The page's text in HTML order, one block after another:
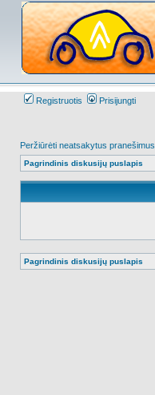
Registruotis Prisijungti
Peržiūrėti neatsakytus pranešimus
Pagrindinis diskusijų puslapis
Pagrindinis diskusijų puslapis